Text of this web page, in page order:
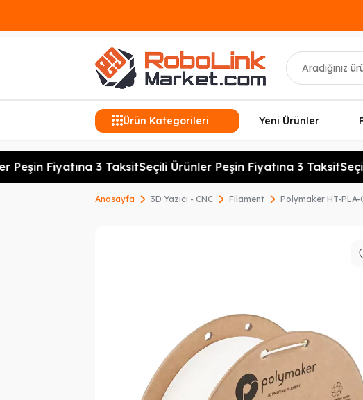
Ara
Ürün Kategorileri Yeni Ürünler
Fiyatına 3 TaksitSeçili Ürünler Peşin Fiyatına 3 TaksitSeçili
Anasayfa 3D Yazıcı - CNC Filament Polymaker HT-